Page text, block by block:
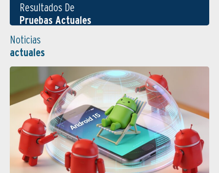
Resultados De
Pruebas Actuales
Noticias
actuales